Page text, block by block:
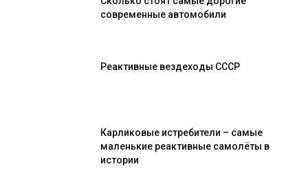
современные автомобили
Реактивные вездеходы СССР
Карликовые истребители – самые
маленькие реактивные самолёты в
истории